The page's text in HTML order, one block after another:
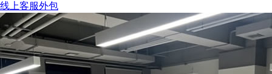
线上客服外包